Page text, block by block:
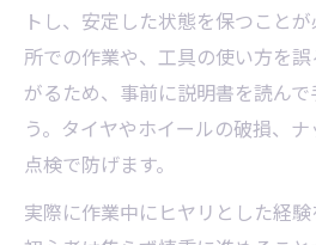
トし、安定した状態を保つこと
所での作業や、工具の使い方を
がるため、事前に説明書を読ん
う。タイヤやホイールの破損、
点検で防げます。
実際に作業中にヒヤリとした経